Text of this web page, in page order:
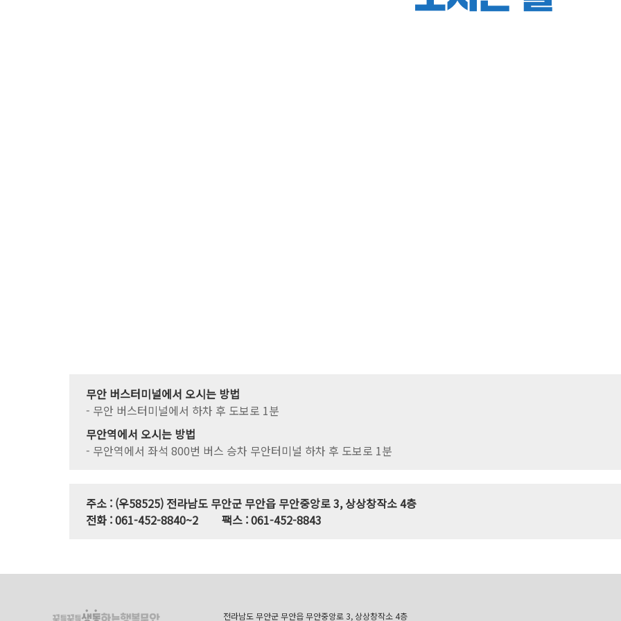
무안 버스터미널에서 오시는 방법
- 무안 버스터미널에서 하차 후 도보로 1분
무안역에서 오시는 방법
- 무안역에서 좌석 800번 버스 승차 무안터미널 하차 후 도보로 1분
주소 : (우58525) 전라남도 무안군 무안읍 무안중앙로 3, 상상창작소 4층
전화 : 061-452-8840~2
팩스 : 061-452-8843
전라남도 무안군 무안읍 무안중앙로 3, 상상창작소 4층